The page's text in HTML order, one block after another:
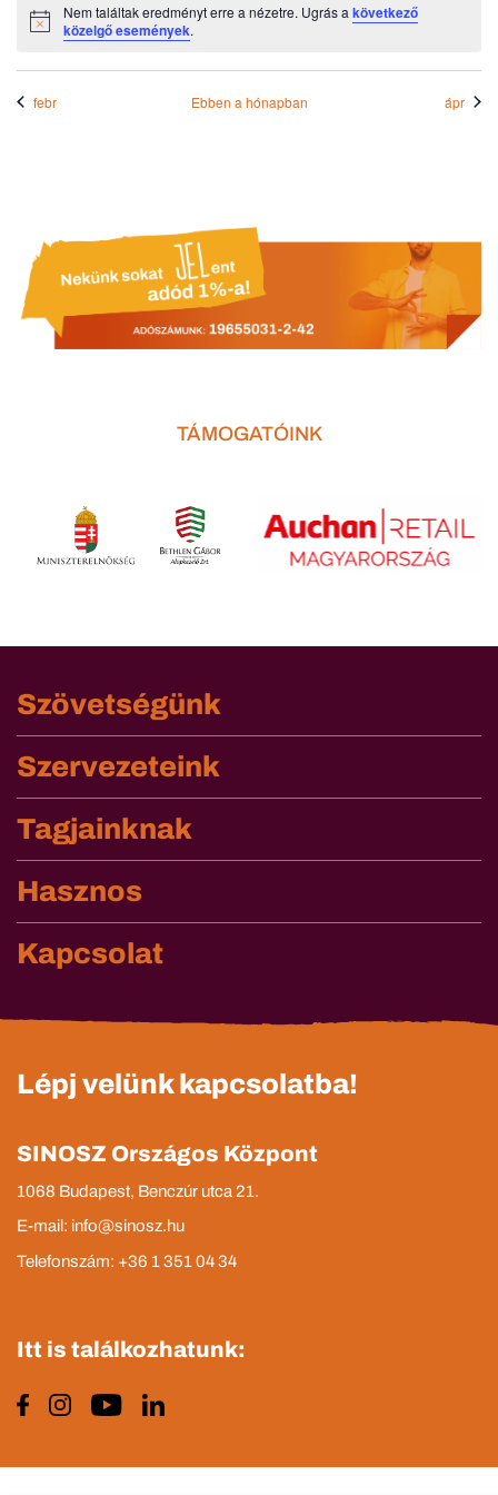
Notice
Nem találtak eredményt erre a nézetre. Ugrás akövetkező
közelgő események.
febr Ebben a hónapban ápr
TÁMOGATÓINK
Szövetségünk
Szervezeteink
Tagjainknak
Hasznos
Kapcsolat
Lépj velünk kapcsolatba!
SINOSZ Országos Központ
1068 Budapest, Benczúr utca 21.
E-mail: info@sinosz.hu
Telefonszám: +36 1 351 04 34
Itt is találkozhatunk: